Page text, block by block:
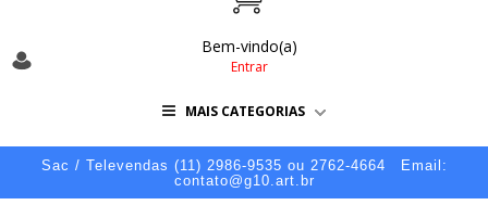
Bem-vindo(a)
Entrar
MAIS CATEGORIAS
Sac / Televendas (11) 2986-9535 ou 2762-4664
Email:
contato@g10.art.br